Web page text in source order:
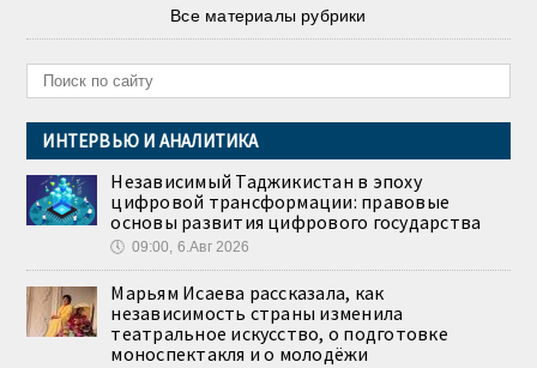
Все материалы рубрики
ИНТЕРВЬЮ И АНАЛИТИКА
Независимый Таджикистан в эпоху
цифровой трансформации: правовые
основы развития цифрового государства
🕔 09:00, 6.Авг 2026
Марьям Исаева рассказала, как
независимость страны изменила
театральное искусство, о подготовке
моноспектакля и о молодёжи